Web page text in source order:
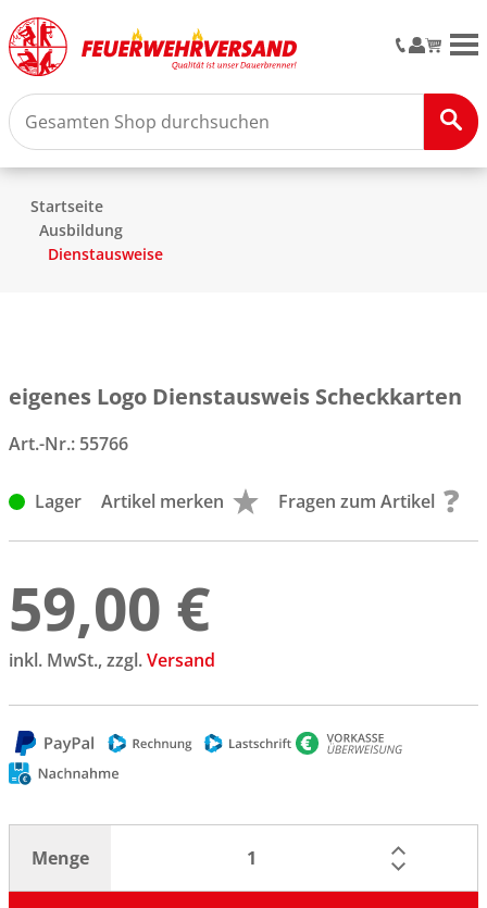
Startseite
Ausbildung
Dienstausweise
eigenes Logo Dienstausweis Scheckkarten
Art.-Nr.: 55766
Lager Artikel merken Fragen zum Artikel
59,00 €
inkl. MwSt., zzgl.Versand
Menge